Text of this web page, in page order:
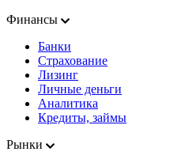
Финансы
Банки
Страхование
Лизинг
Личные деньги
Аналитика
Кредиты, займы
Рынки